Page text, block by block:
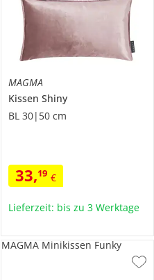
MAGMA
Kissen Shiny
BL 30|50 cm
33,19 €
Lieferzeit: bis zu 3 Werktage
MAGMA Minikissen Funky